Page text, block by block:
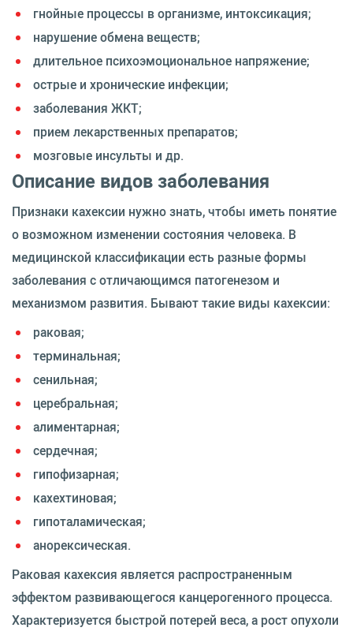
гнойные процессы в организме, интоксикация;
нарушение обмена веществ;
длительное психоэмоциональное напряжение;
острые и хронические инфекции;
заболевания ЖКТ;
прием лекарственных препаратов;
мозговые инсульты и др.
Описание видов заболевания
Признаки кахексии нужно знать, чтобы иметь понятие
о возможном изменении состояния человека. В
медицинской классификации есть разные формы
заболевания с отличающимся патогенезом и
механизмом развития. Бывают такие виды кахексии:
раковая;
терминальная;
сенильная;
церебральная;
алиментарная;
сердечная;
гипофизарная;
кахехтиновая;
гипоталамическая;
анорексическая.
Раковая кахексия является распространенным
эффектом развивающегося канцерогенного процесса.
Характеризуется быстрой потерей веса, а рост опухоли